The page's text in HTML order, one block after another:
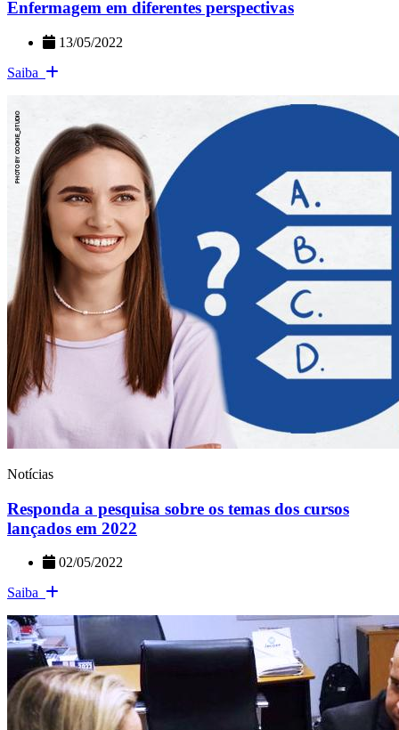
Enfermagem em diferentes perspectivas
13/05/2022
Saiba
Notícias
Responda a pesquisa sobre os temas dos cursos
lançados em 2022
02/05/2022
Saiba